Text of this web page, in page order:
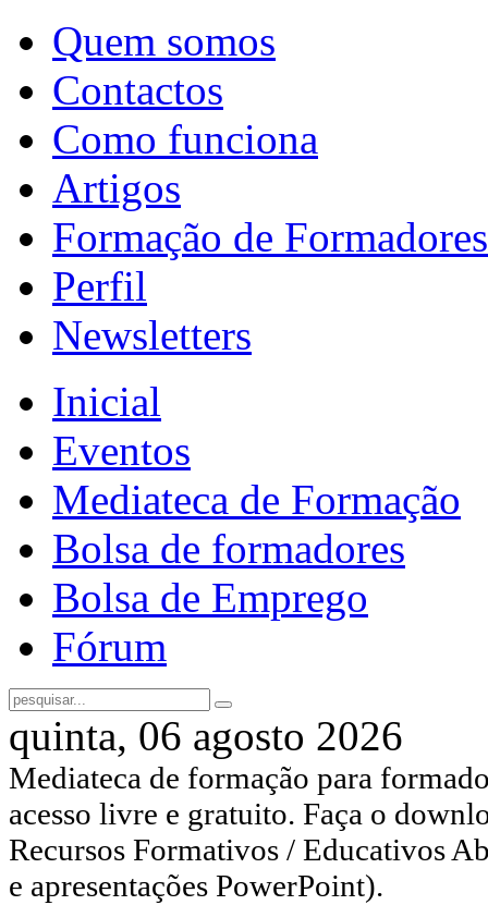
Quem somos
Contactos
Como funciona
Artigos
Formação de Formadores
Perfil
Newsletters
Inicial
Eventos
Mediateca de Formação
Bolsa de formadores
Bolsa de Emprego
Fórum
quinta, 06 agosto 2026
Mediateca de formação para
acesso livre e gratuito. Faça o
Recursos Formativos / Educativos
e apresentações PowerPoint).